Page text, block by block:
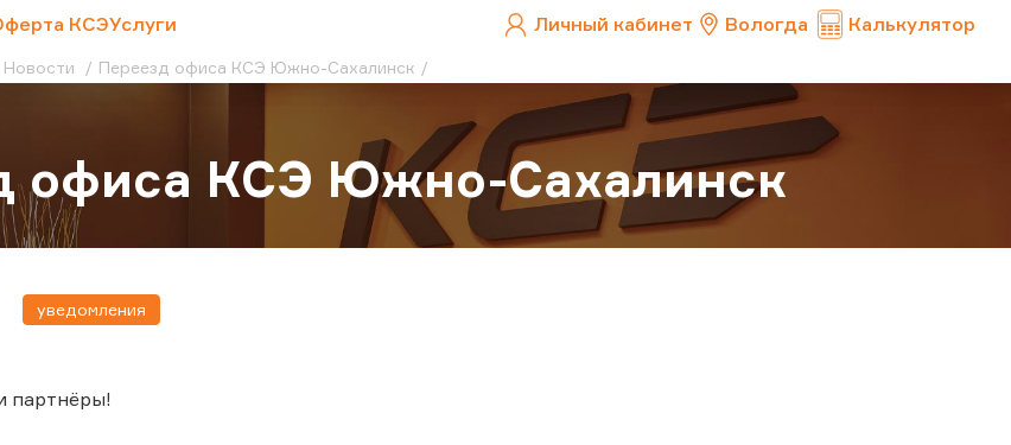
КСЭУслуги Личный кабинет Вологда Калькулятор
Новости Переезд офиса КСЭ Южно-Сахалинск
офиса КСЭ Южно-Сахалинск
уведомления
партнёры!